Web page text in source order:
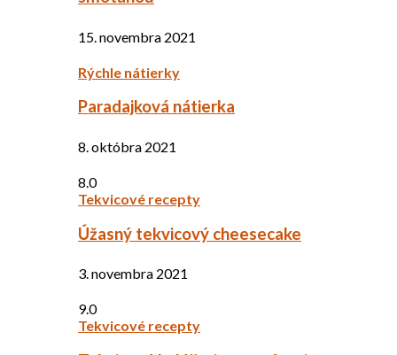
15. novembra 2021
Rýchle nátierky
Paradajková nátierka
8. októbra 2021
8.0
Tekvicové recepty
Úžasný tekvicový cheesecake
3. novembra 2021
9.0
Tekvicové recepty